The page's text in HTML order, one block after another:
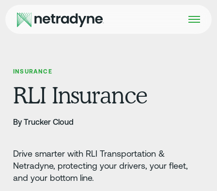
INSURANCE
RLI Insurance
By Trucker Cloud
Drive smarter with RLI Transportation &
Netradyne, protecting your drivers, your fleet,
and your bottom line.